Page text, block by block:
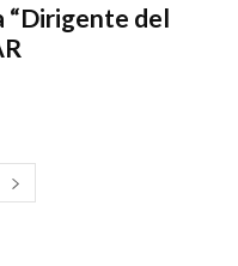
“Dirigente del